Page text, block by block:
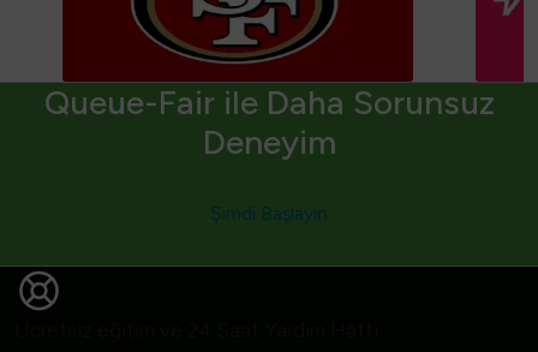
Queue-Fair ile Daha Sorunsuz
Deneyim